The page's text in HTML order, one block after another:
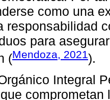
como una
responsabilidad
para
(Mendoza, 2021).
Integral